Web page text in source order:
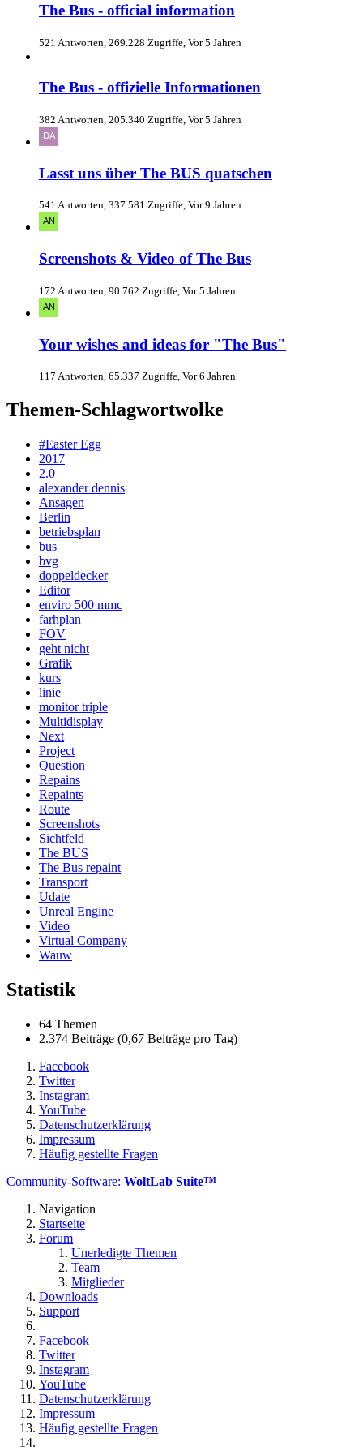
The Bus - official information
521 Antworten, 269.228 Zugriffe, Vor 5 Jahren
The Bus - offizielle Informationen
382 Antworten, 205.340 Zugriffe, Vor 5 Jahren
Lasst uns über The BUS quatschen
541 Antworten, 337.581 Zugriffe, Vor 9 Jahren
Screenshots & Video of The Bus
172 Antworten, 90.762 Zugriffe, Vor 5 Jahren
Your wishes and ideas for "The Bus"
117 Antworten, 65.337 Zugriffe, Vor 6 Jahren
Themen-Schlagwortwolke
#Easter Egg
2017
2.0
alexander dennis
Ansagen
Berlin
betriebsplan
bus
bvg
doppeldecker
Editor
enviro 500 mmc
farhplan
FOV
geht nicht
Grafik
kurs
linie
monitor triple
Multidisplay
Next
Project
Question
Repains
Repaints
Route
Screenshots
Sichtfeld
The BUS
The Bus repaint
Transport
Udate
Unreal Engine
Video
Virtual Company
Wauw
Statistik
64 Themen
2.374 Beiträge (0,67 Beiträge pro Tag)
Facebook
Twitter
Instagram
YouTube
Datenschutzerklärung
Impressum
Häufig gestellte Fragen
Community-Software: WoltLab Suite™
Navigation
Startseite
Forum
Unerledigte Themen
Team
Mitglieder
Downloads
Support
Facebook
Twitter
Instagram
YouTube
Datenschutzerklärung
Impressum
Häufig gestellte Fragen